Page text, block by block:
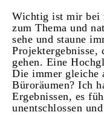
Wichtig ist mir bei
zum Thema und
sehe und staune
gehen. Eine
Die immer gleiche
Büroräumen? Ich
Ergebnissen, es
unentschlossen